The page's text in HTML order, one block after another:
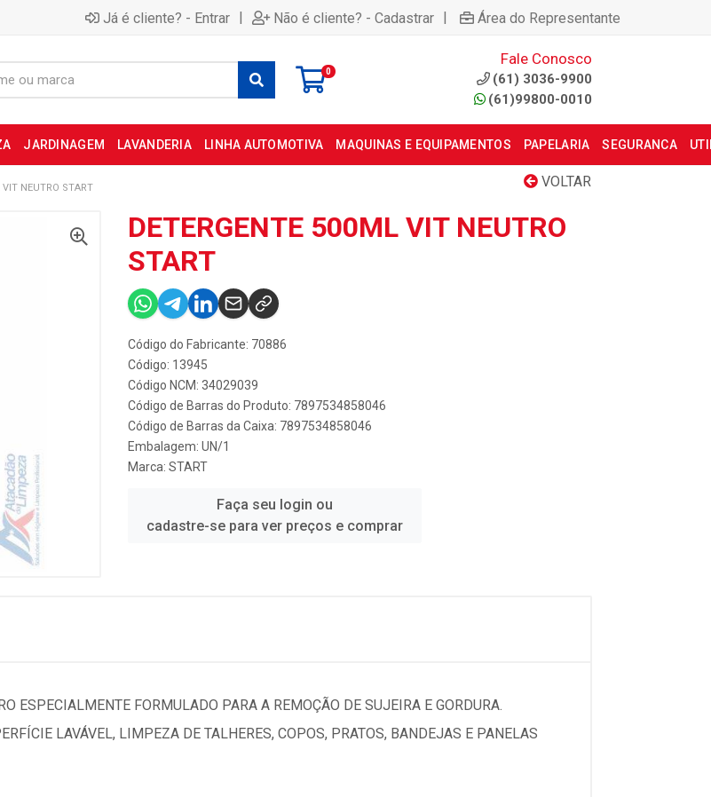
Já é cliente? - Entrar | Não é cliente? - Cadastrar | Área do Representante
0
Fale Conosco
(61) 3036-9900
(61)99800-0010
JARDINAGEM LAVANDERIA LINHA AUTOMOTIVA MAQUINAS E EQUIPAMENTOS PAPELARIA SEGURANCA
VOLTAR
VIT NEUTRO START
DETERGENTE 500ML VIT NEUTRO
START
Código do Fabricante: 70886
Código: 13945
Código NCM: 34029039
Código de Barras do Produto: 7897534858046
Código de Barras da Caixa: 7897534858046
Embalagem: UN/1
Marca: START
Faça seu login ou
cadastre-se para ver preços e comprar
ESPECIALMENTE FORMULADO PARA A REMOÇÃO DE SUJEIRA E GORDURA.
LAVÁVEL, LIMPEZA DE TALHERES, COPOS, PRATOS, BANDEJAS E PANELAS